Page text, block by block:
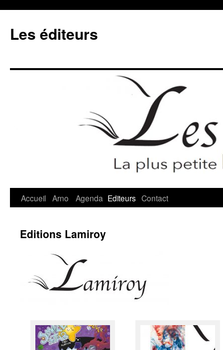
Les éditeurs
Aller
contenu
Accueil Arno Agenda Editeurs Contact
Editions Lamiroy